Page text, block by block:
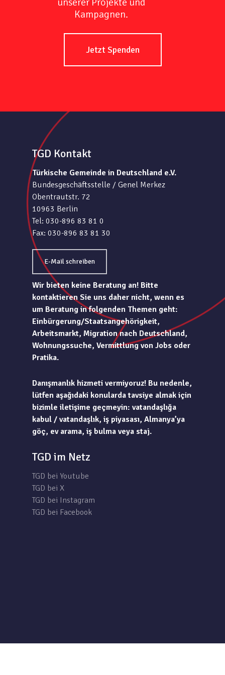
Kampagnen.
Jetzt Spenden
TGD Kontakt
Türkische Gemeinde in Deutschland e.V.
Bundesgeschäftsstelle / Genel Merkez
Obentrautstr. 72
10963 Berlin
Tel: 030-896 83 81 0
Fax: 030-896 83 81 30
E-Mail schreiben
Wir bieten keine Beratung an! Bitte
kontaktieren Sie uns daher nicht, wenn es
um Beratung in folgenden Themen geht:
Einbürgerung/Staatsangehörigkeit,
Arbeitsmarkt, Migration nach Deutschland,
Wohnungssuche, Vermittlung von Jobs oder
Pratika.
Danışmanlık hizmeti vermiyoruz! Bu nedenle,
lütfen aşağıdaki konularda tavsiye almak için
bizimle iletişime geçmeyin: vatandaşlığa
kabul / vatandaşlık, iş piyasası, Almanya’ya
göç, ev arama, iş bulma veya staj.
TGD im Netz
TGD bei Youtube
TGD bei X
TGD bei Instagram
TGD bei Facebook